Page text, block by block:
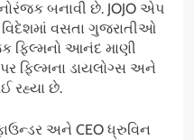
બનાવી છે. JOJO એપ
વસતા ગુજરાતીઓ
ફિલ્મનો આનંદ માણી
ફિલ્મના ડાયલોગ્સ અને
રહ્યા છે.
અને CEO ધ્રુવિન